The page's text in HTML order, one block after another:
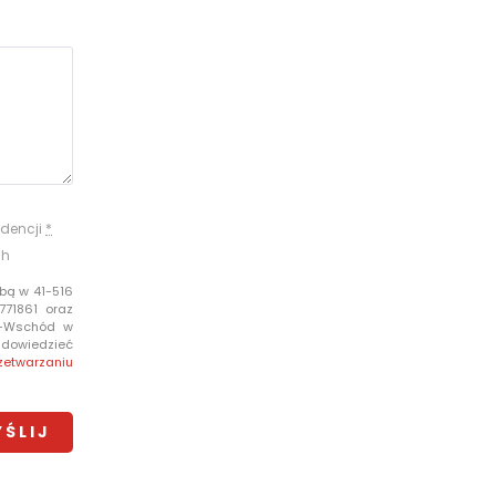
*
w 41-516
oraz
Wschód w